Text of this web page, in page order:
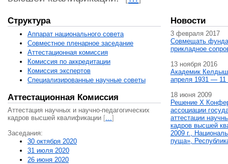
Структура
Аппарат национального совета
Совместное пленарное заседание
Аттестационная комисcия
Комиссия по аккредитации
Комиссия экспертов
Специализированные научные советы
Аттестационная Комиссия
Аттестация научных и научно-педагогических
кадров высшей квалификации […]
Заседания:
30 октября 2020
31 июля 2020
26 июня 2020
Новости
3 февраля 2017
Совмещать
прикладное
13 ноября 2016
Академик
апреля 1931 — 11
18 июня 2009
Решение X
ассоциации
аттестации
кадров высшей
2009 г.,
пуща»,